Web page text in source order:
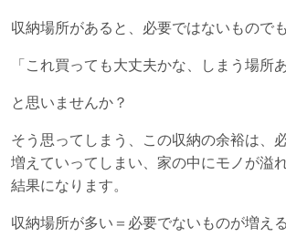
収納場所があると、必要ではないものでも
「これ買っても大丈夫かな、しまう場所
と思いませんか？
そう思ってしまう、この収納の余裕は、
増えていってしまい、家の中にモノが溢
結果になります。
収納場所が多い＝必要でないものが増える